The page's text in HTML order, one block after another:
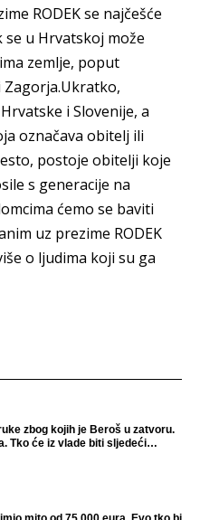
RODEK se najčešće
se u Hrvatskoj može
zemlje, poput
Zagorja.Ukratko,
i Slovenije, a
označava obitelj ili
postoje obitelji koje
s generacije na
ćemo se baviti
uz prezime RODEK
o ljudima koji su ga
zbog kojih je Beroš u zatvoru.
Tko će iz vlade biti sljedeći